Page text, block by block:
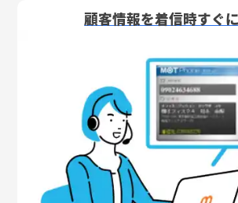
顧客情報を着信時すぐ